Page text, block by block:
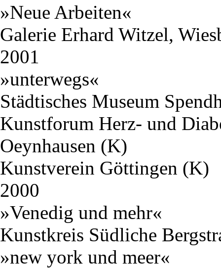
»Neue Arbeiten«
Galerie Erhard Witzel,
2001
»unterwegs«
Städtisches Museum
Kunstforum Herz- und
Oeynhausen (K)
Kunstverein Göttingen (K)
2000
»Venedig und mehr«
Kunstkreis Südliche
»new york und meer«